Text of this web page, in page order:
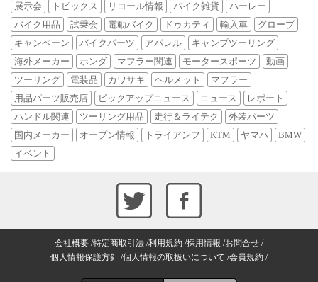
展示会
トピックス リコール情報 バイク雑貨
ハーレー
バイク用品
試乗会 電動バイク ドゥカティ 輸入車
グローブ
キャンペーン
バイクパーツ アパレル
キャンプツーリング
海外メーカー
ホンダ マフラー関連 モータースポーツ
動画
ツーリング
電装品 カワサキ ヘルメット
マフラー
用品パーツ販売店
ピックアップニュース ニュース
レポート
ハンドル関連
ツーリング用品 走行＆ライテク
外装パーツ
国内メーカー
オープン情報 トライアンフ KTM ヤマハ
BMW
イベント
会社概要 特定商取引法 利用規約 採用情報 お問合せ
個人情報保護方針 個人情報の取扱いについて 会員規約